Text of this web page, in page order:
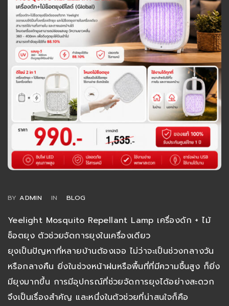
BY ADMIN IN BLOG
Yeelight Mosquito Repellant Lamp เครื่องดัก + ไม้
ช็อตยุง ตัวช่วยจัดการยุงในเครื่องเดียว
ยุงเป็นปัญหาที่หลายบ้านต้องเจอ ไม่ว่าจะเป็นช่วงกลางวัน
หรือกลางคืน ยิ่งในช่วงหน้าฝนหรือพื้นที่ที่มีความชื้นสูง ก็ยิ่ง
มียุงมากขึ้น การมีอุปกรณ์ที่ช่วยจัดการยุงได้อย่างสะดวก
จึงเป็นเรื่องสำคัญ และหนึ่งในตัวช่วยที่น่าสนใจก็คือ